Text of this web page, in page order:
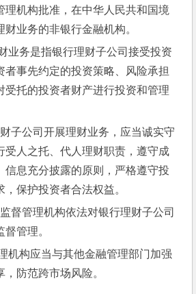
理机构批准，在中华人民共和国境
业务的非银行金融机构。
者事先约定的投资策略、风险承担
受托的投资者财产进行投资和管理
受人之托、代人理财职责，遵守成
信息充分披露的原则，严格遵守投
保护投资者合法权益。
管理。
防范跨市场风险。